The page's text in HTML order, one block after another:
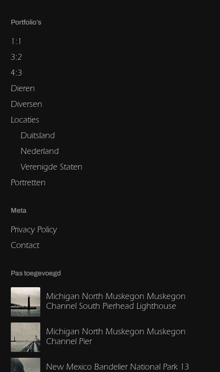
Portfolio’s
1:1
3:2
4:3
Dieren
Diversen
Locaties
Duitsland
Nederland
Verenigde Staten
Portretten
Meta
Privacy Policy
Contact
Pas toegevoegd
Michigan North Muskegon Muskegon
Channel South Pierhead Lighthouse
Michigan North Muskegon Muskegon
Channel Pier
New Mexico Bandelier National Park 13